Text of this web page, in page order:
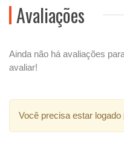
Avaliações
Ainda não há avaliações
avaliar!
Você precisa estar